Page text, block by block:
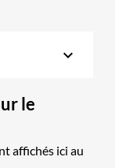
keyboard_arrow_down
le
affichés ici au